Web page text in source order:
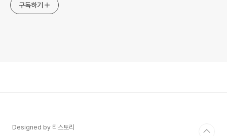
구독하기
Designed by 티스토리